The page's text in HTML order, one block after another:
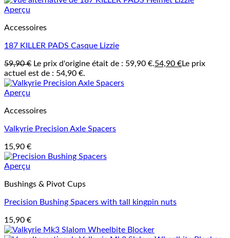
Aperçu
Accessoires
187 KILLER PADS Casque Lizzie
59,90€ Le prix d'origine était de : 59,90 €.54,90 €Le prix
actuel est de : 54,90 €.
Aperçu
Accessoires
Valkyrie Precision Axle Spacers
15,90 €
Aperçu
Bushings & Pivot Cups
Precision Bushing Spacers with tall kingpin nuts
15,90 €